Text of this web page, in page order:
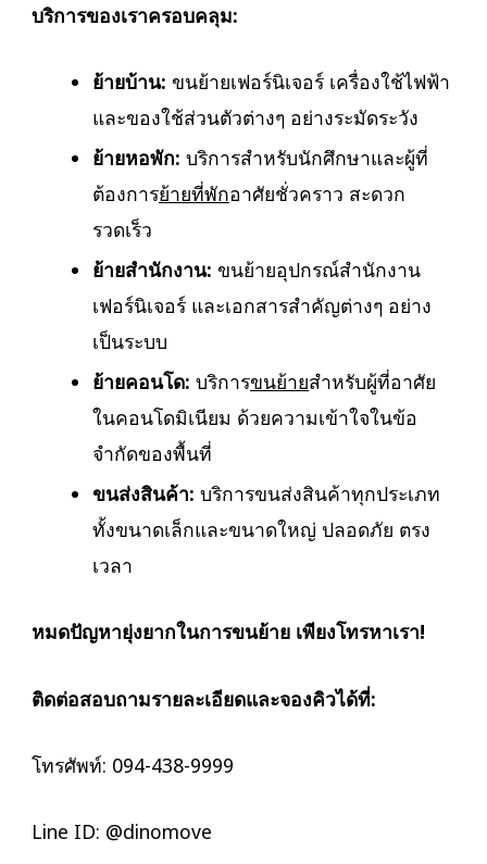
บริการของเราครอบคลุม:
ย้ายบ้าน: ขนย้ายเฟอร์นิเจอร์ เครื่องใช้ไฟฟ้า
และของใช้ส่วนตัวต่างๆ อย่างระมัดระวัง
ย้ายหอพัก: บริการสำหรับนักศึกษาและผู้ที่
ต้องการย้ายที่พักอาศัยชั่วคราว สะดวก
รวดเร็ว
ย้ายสำนักงาน: ขนย้ายอุปกรณ์สำนักงาน
เฟอร์นิเจอร์ และเอกสารสำคัญต่างๆ อย่าง
เป็นระบบ
ย้ายคอนโด: บริการขนย้ายสำหรับผู้ที่อาศัย
ในคอนโดมิเนียม ด้วยความเข้าใจในข้อ
จำกัดของพื้นที่
ขนส่งสินค้า: บริการขนส่งสินค้าทุกประเภท
ทั้งขนาดเล็กและขนาดใหญ่ ปลอดภัย ตรง
เวลา
หมดปัญหายุ่งยากในการขนย้าย เพียงโทรหาเรา!
ติดต่อสอบถามรายละเอียดและจองคิวได้ที่:
โทรศัพท์: 094-438-9999
Line ID: @dinomove